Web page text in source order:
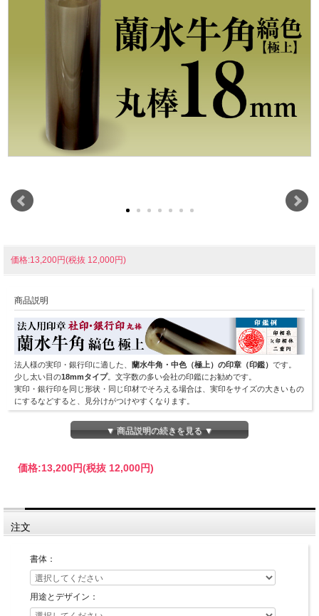
価格:13,200円(税抜 12,000円)
商品説明
法人様の実印・銀行印に適した、 蘭水牛角・中色（極上）の印章（印鑑） です。
少し太い目の18mmタイプ。文字数の多い会社の印鑑にお勧めです。
実印・銀行印を同じ形状・同じ印材でそろえる場合は、実印をサイズの大きいもの
にするなどすると、見分けがつけやすくなります。
▼ 商品説明の続きを見る ▼
価格:13,200円(税抜 12,000円)
注文
書体：
用途とデザイン：